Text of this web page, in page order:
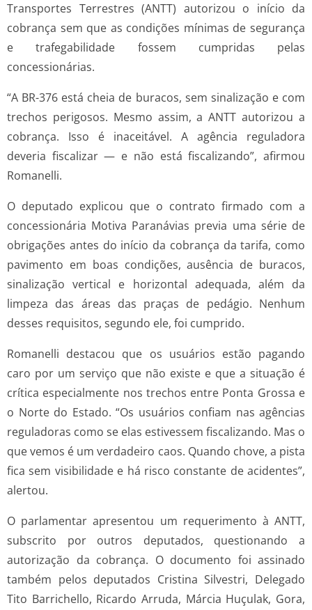
Transportes Terrestres (ANTT) autorizou o início da
cobrança sem que as condições mínimas de segurança
e trafegabilidade fossem cumpridas pelas
concessionárias.
“A BR-376 está cheia de buracos, sem sinalização e com
trechos perigosos. Mesmo assim, a ANTT autorizou a
cobrança. Isso é inaceitável. A agência reguladora
deveria fiscalizar — e não está fiscalizando”, afirmou
Romanelli.
O deputado explicou que o contrato firmado com a
concessionária Motiva Paranávias previa uma série de
obrigações antes do início da cobrança da tarifa, como
pavimento em boas condições, ausência de buracos,
sinalização vertical e horizontal adequada, além da
limpeza das áreas das praças de pedágio. Nenhum
desses requisitos, segundo ele, foi cumprido.
Romanelli destacou que os usuários estão pagando
caro por um serviço que não existe e que a situação é
crítica especialmente nos trechos entre Ponta Grossa e
o Norte do Estado. “Os usuários confiam nas agências
reguladoras como se elas estivessem fiscalizando. Mas o
que vemos é um verdadeiro caos. Quando chove, a pista
fica sem visibilidade e há risco constante de acidentes”,
alertou.
O parlamentar apresentou um requerimento à ANTT,
subscrito por outros deputados, questionando a
autorização da cobrança. O documento foi assinado
também pelos deputados Cristina Silvestri, Delegado
Tito Barrichello, Ricardo Arruda, Márcia Huçulak, Gora,